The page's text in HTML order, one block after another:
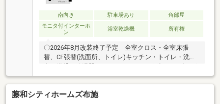
(天井・壁)・フローリング(LDK・廊下・洋室)張替 他■
ご希望の住まい探しをお手伝いします
━━━━━・・・物件の詳細・ご相談はお気軽にお問
い合わせください。
南向き 駐車場あり
角部屋
モニタ付インターホ
ン
浴室乾燥機 所有権
〇2026年8月改装終了予定 全室クロス・全室床張
替、CF張替(洗面所、トイレ)キッチン・トイレ・洗面
台・浴槽・給湯器・レンジフード・吊戸棚・リビング
収納建具・洗濯パン・洋室収納建具交換、畳新調、障
子・襖張替、ハウスクリーニング〇南向きの3LDK、全
室2面採光で日当たり・通風良好な住空間 〇駅まで平
藤和シティホームズ布施